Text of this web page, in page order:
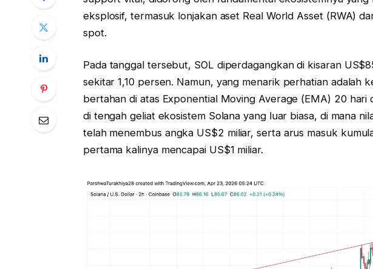
eksplosif, termasuk lonjakan aset Real World Asset (RWA)
spot.
Pada tanggal tersebut, SOL diperdagangkan di kisaran
sekitar 1,10 persen. Namun, yang menarik perhatian adalah
bertahan di atas Exponential Moving Average (EMA) 20 hari
di tengah geliat ekosistem Solana yang luar biasa, di mana
telah menembus angka US$2 miliar, serta arus masuk
pertama kalinya mencapai US$1 miliar.